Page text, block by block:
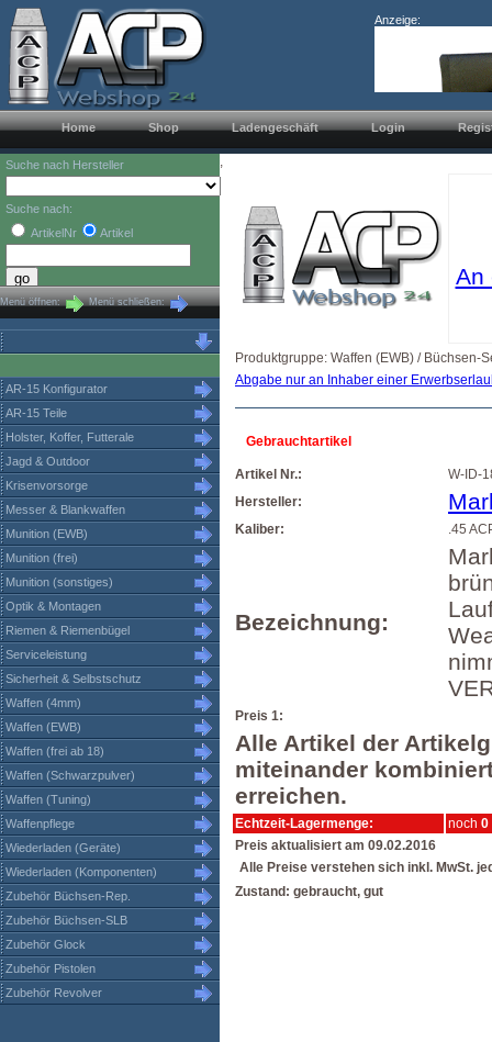
Anzeige:
Home Shop Ladengeschäft Login
Suche nach Hersteller
Suche nach:
ArtikelNr
Artikel
Menü öffnen: Menü schließen:
AR-15 Konfigurator
AR-15 Teile
Holster, Koffer, Futterale
Jagd & Outdoor
Krisenvorsorge
Messer & Blankwaffen
Munition (EWB)
Munition (frei)
Munition (sonstiges)
Optik & Montagen
Riemen & Riemenbügel
Serviceleistung
Sicherheit & Selbstschutz
Waffen (4mm)
Waffen (EWB)
Waffen (frei ab 18)
Waffen (Schwarzpulver)
Waffen (Tuning)
Waffenpflege
Wiederladen (Geräte)
Wiederladen (Komponenten)
Zubehör Büchsen-Rep.
Zubehör Büchsen-SLB
Zubehör Glock
Zubehör Pistolen
Zubehör Revolver
,
An
Produktgruppe: Waffen (EWB) / Büchsen-
Abgabe nur an Inhaber einer
Gebrauchtartikel
Artikel Nr.:
W-ID-
Hersteller:
Kaliber: .45
Bezeichnung:
Preis 1:
Alle Artikel der
miteinander
erreichen.
Echtzeit-Lagermenge: noch 0
Preis aktualisiert am 09.02.2016
Alle Preise verstehen sich inkl. MwSt.
Zustand: gebraucht, gut